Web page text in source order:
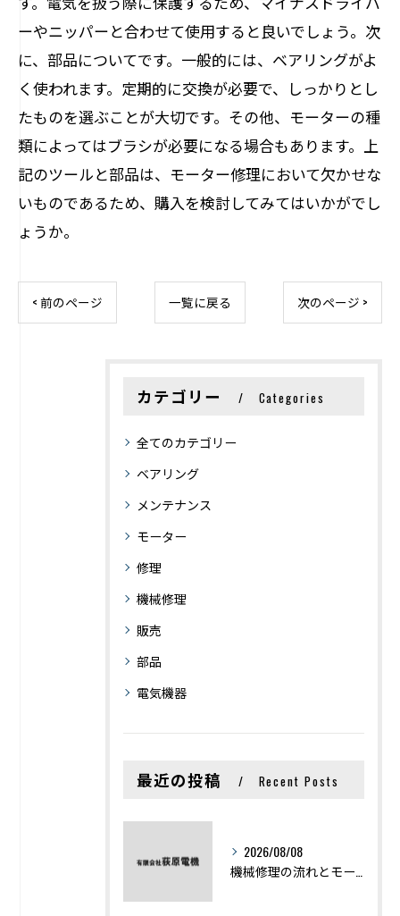
ーやニッパーと合わせて使用すると良いでしょう。次
に、部品についてです。一般的には、ベアリングがよ
く使われます。定期的に交換が必要で、しっかりとし
たものを選ぶことが大切です。その他、モーターの種
類によってはブラシが必要になる場合もあります。上
記のツールと部品は、モーター修理において欠かせな
いものであるため、購入を検討してみてはいかがでし
ょうか。
< 前のページ 一覧に戻る 次のページ >
カテゴリー Categories
全てのカテゴリー
ベアリング
メンテナンス
モーター
修理
機械修理
販売
部品
電気機器
最近の投稿 Recent Posts
2026/08/08